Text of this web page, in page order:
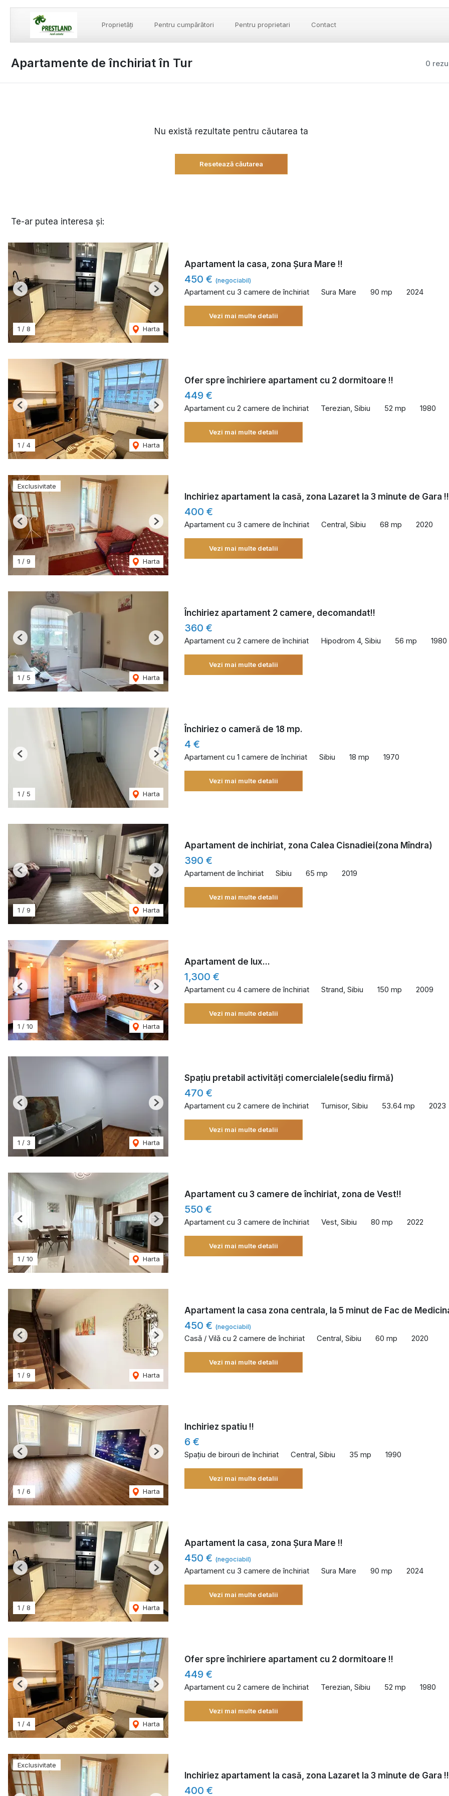
Proprietăți Pentru cumpărători Pentru proprietari Contact
0
Apartamente de închiriat în Tur
Nu există rezultate pentru căutarea ta
Resetează căutarea
Te-ar putea interesa și:
1 / 8 Harta
Previous Next
Apartament la casa, zona Șura Mare !!
450 € (negociabil)
Apartament cu 3 camere de închiriat Sura Mare 90 mp 2024
Vezi mai multe detalii
1 / 4 Harta
Previous Next
Ofer spre închiriere apartament cu 2 dormitoare !!
449 €
Apartament cu 2 camere de închiriat Terezian, Sibiu 52 mp 1980
Vezi mai multe detalii
Exclusivitate
1 / 9 Harta
Previous Next
Inchiriez apartament la casă, zona Lazaret la 3 minute de Gara !!
400 €
Apartament cu 3 camere de închiriat Central, Sibiu 68 mp 2020
Vezi mai multe detalii
1 / 5 Harta
Previous Next
Închiriez apartament 2 camere, decomandat!!
360 €
Apartament cu 2 camere de închiriat Hipodrom 4, Sibiu 56 mp 1980
Vezi mai multe detalii
1 / 5 Harta
Previous Next
Închiriez o cameră de 18 mp.
4 €
Apartament cu 1 camere de închiriat Sibiu 18 mp 1970
Vezi mai multe detalii
1 / 9 Harta
Previous Next
Apartament de inchiriat, zona Calea Cisnadiei(zona Mîndra)
390 €
Apartament de închiriat Sibiu 65 mp 2019
Vezi mai multe detalii
1 / 10 Harta
Previous Next
Apartament de lux...
1,300 €
Apartament cu 4 camere de închiriat Strand, Sibiu 150 mp 2009
Vezi mai multe detalii
1 / 3 Harta
Previous Next
Spațiu pretabil activități comercialele(sediu firmă)
470 €
Apartament cu 2 camere de închiriat Turnisor, Sibiu 53.64 mp 2023
Vezi mai multe detalii
1 / 10 Harta
Previous Next
Apartament cu 3 camere de închiriat, zona de Vest!!
550 €
Apartament cu 3 camere de închiriat Vest, Sibiu 80 mp 2022
Vezi mai multe detalii
1 / 9 Harta
Previous Next
Apartament la casa zona centrala, la 5 minut de Fac de
450 € (negociabil)
Casă / Vilă cu 2 camere de închiriat Central, Sibiu 60 mp 2020
Vezi mai multe detalii
1 / 6 Harta
Previous Next
Inchiriez spatiu !!
6 €
Spațiu de birouri de închiriat Central, Sibiu 35 mp 1990
Vezi mai multe detalii
1 / 8 Harta
Previous Next
Apartament la casa, zona Șura Mare !!
450 € (negociabil)
Apartament cu 3 camere de închiriat Sura Mare 90 mp 2024
Vezi mai multe detalii
1 / 4 Harta
Previous Next
Ofer spre închiriere apartament cu 2 dormitoare !!
449 €
Apartament cu 2 camere de închiriat Terezian, Sibiu 52 mp 1980
Vezi mai multe detalii
Exclusivitate
Inchiriez apartament la casă, zona Lazaret la 3 minute de Gara !!
400 €